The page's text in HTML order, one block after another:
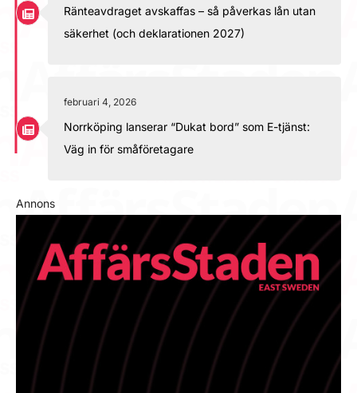
Ränteavdraget avskaffas – så påverkas lån utan
säkerhet (och deklarationen 2027)
februari 4, 2026
Norrköping lanserar “Dukat bord” som E-tjänst:
Väg in för småföretagare
Annons